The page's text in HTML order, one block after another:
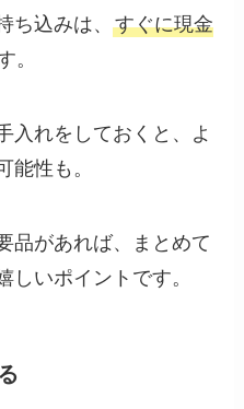
ち込みは、すぐに現金
。
入れをしておくと、よ
能性も。
品があれば、まとめて
しいポイントです。